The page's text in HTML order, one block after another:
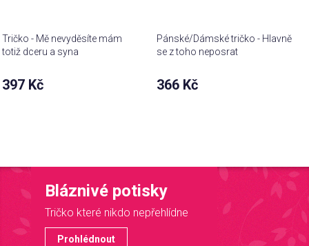
Tričko - Mě nevyděsíte mám
totiž dceru a syna
397 Kč
Pánské/Dámské tričko - Hlavně
se z toho neposrat
366 Kč
Bláznivé potisky
Tričko které nikdo nepřehlídne
Prohlédnout